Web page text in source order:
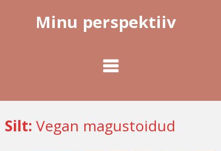
Minu perspektiiv
Silt: Vegan magustoidud